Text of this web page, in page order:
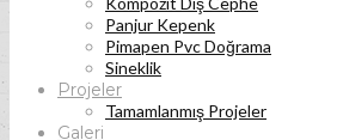
Panjur Kepenk
Pimapen Pvc Doğrama
Sineklik
Projeler
Tamamlanmış Projeler
Galeri